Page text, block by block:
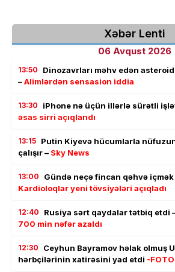
Xəbər Lenti
06 Avqust 2026
13:50
Dinozavrları məhv edən asteroid
–Alimlərdən sensasion iddia
13:30 iPhone nə üçün illərlə sürətli
əsas sirri açıqlandı
13:15 Putin Kiyevə hücumlarla
çalışır – Sky News
13:00
Gündə neçə fincan qəhvə
Kardioloqlar yeni tövsiyələri açıqladı
12:40 Rusiya sərt qaydalar tətbiq etdi
700 min nəfər azaldı
12:30
Ceyhun Bayramov həlak olmuş
hərbçilərinin xatirəsini yad etdi -FOTO